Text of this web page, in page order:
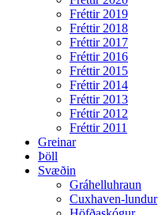
Fréttir 2019
Fréttir 2018
Fréttir 2017
Fréttir 2016
Fréttir 2015
Fréttir 2014
Fréttir 2013
Fréttir 2012
Fréttir 2011
Greinar
Þöll
Svæðin
Gráhelluhraun
Cuxhaven-lundur